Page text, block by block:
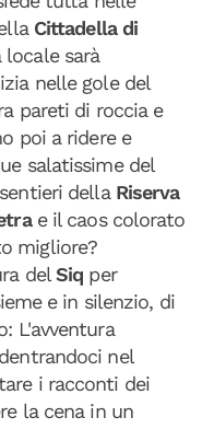
Cittadella di
sarà
nelle gole del
pareti di roccia e
poi a ridere e
salatissime del
della Riserva
e il caos colorato
migliore?
delSiq per
e in silenzio, di
L'avventura
nel
i racconti dei
la cena in un